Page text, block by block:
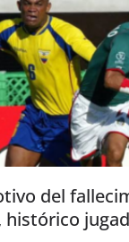
del
histórico